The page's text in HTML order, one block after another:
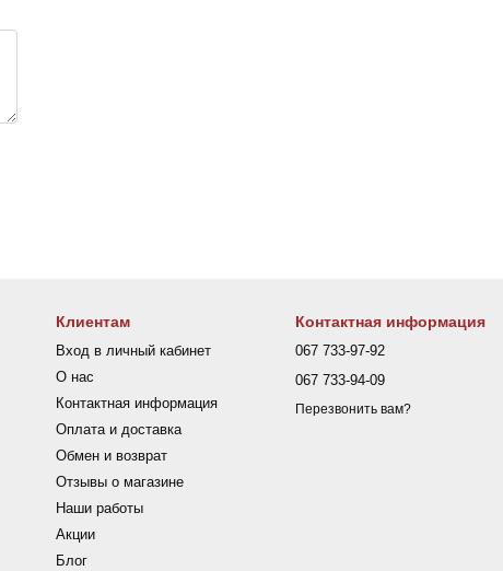
Клиентам
Вход в личный кабинет
О нас
Контактная информация
Оплата и доставка
Обмен и возврат
Отзывы о магазине
Наши работы
Акции
Блог
Контактная информация
067 733-97-92
067 733-94-09
Перезвонить вам?